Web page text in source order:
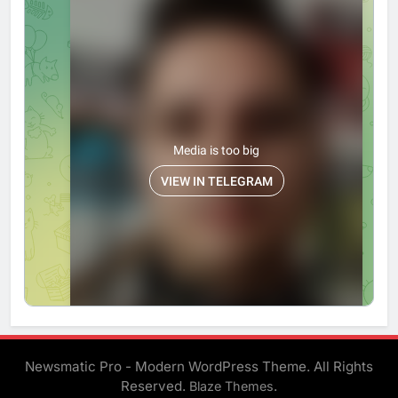
Newsmatic Pro - Modern WordPress Theme. All Rights
Reserved. Blaze Themes.